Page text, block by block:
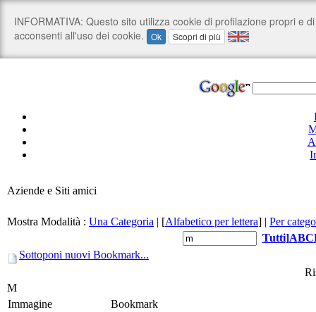
Aziende e Siti amici
Mostra Modalità : Una Categoria | [Alfabetico per lettera] | Per
Tutti]ABC
Sottoponi nuovi Bookmark...
M
Immagine
Bookmark